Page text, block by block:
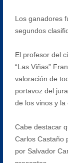
Los ganadores
segundos
El profesor del
“Las Viñas”
valoración de
portavoz del
de los vinos y la
Cabe destacar
Carlos Castaño
por Salvador